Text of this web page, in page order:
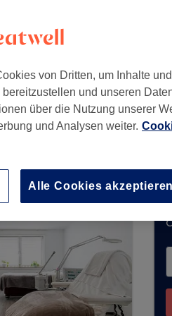
entgegen. Nutzen Sie
von Dritten, um Inhalte
und unseren
über die Nutzung unserer
und Analysen weiter.
Alle Cookies